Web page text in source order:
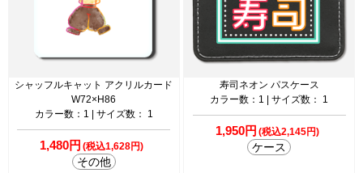
シャッフルキャット アクリルカード
W72×H86
カラー数：1 | サイズ数： 1
1,480円 (税込1,628円)
その他
寿司ネオン パスケース
カラー数：1 | サイズ数： 1
1,950円 (税込2,145円)
ケース